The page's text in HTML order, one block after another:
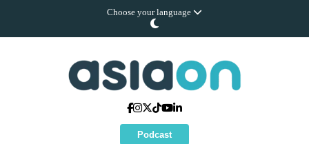
Choose your language
Podcast